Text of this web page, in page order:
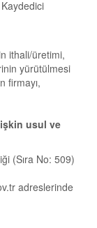
ithali/üretimi,
yürütülmesi
firmayı,
usul ve
(Sıra No: 509)
adreslerinde